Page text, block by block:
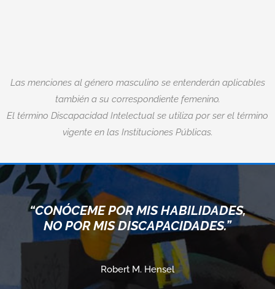
Las menciones al género masculino se entenderán aplicables
también a su correspondiente femenino.
El término Discapacidad Intelectual se utiliza por ser el término
vigente en las Instituciones Públicas.
“CONÓCEME POR MIS HABILIDADES,
NO POR MIS DISCAPACIDADES.”
Robert M. Hensel